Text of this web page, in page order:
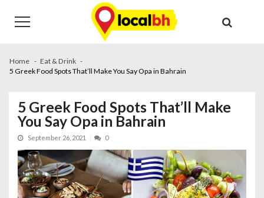
navigation
content
Home
Eat & Drink
5 Greek Food Spots That’ll Make You Say Opa in Bahrain
5 Greek Food Spots That’ll Make
You Say Opa in Bahrain
September 26, 2021 0